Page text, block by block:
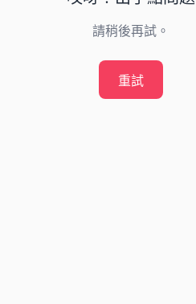
請稍後再試。
重試